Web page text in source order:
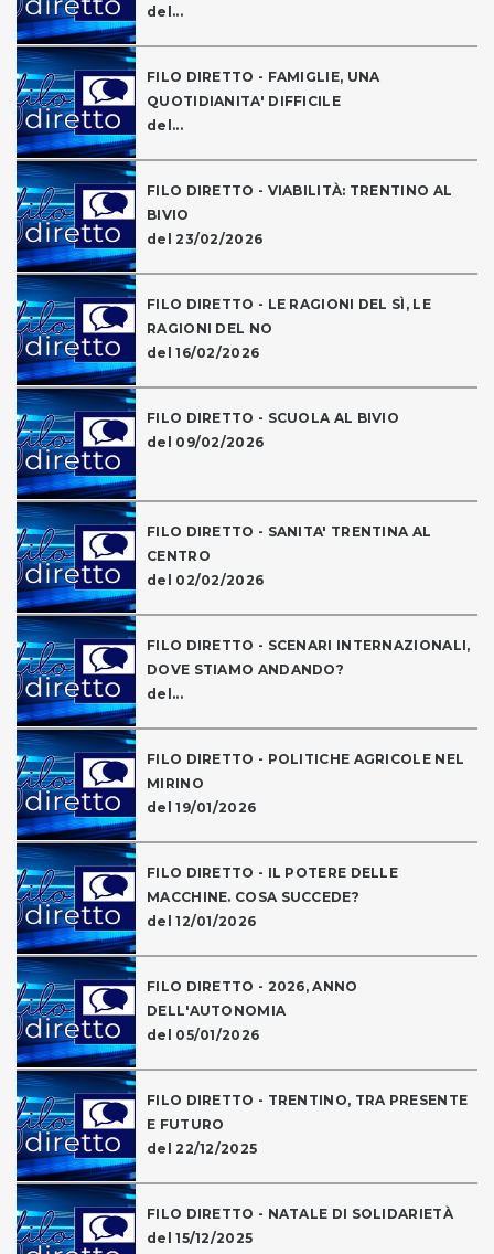
del...
FILO DIRETTO - FAMIGLIE, UNA
QUOTIDIANITA' DIFFICILE
del...
FILO DIRETTO - VIABILITÀ: TRENTINO AL
BIVIO
del 23/02/2026
FILO DIRETTO - LE RAGIONI DEL SÌ, LE
RAGIONI DEL NO
del 16/02/2026
FILO DIRETTO - SCUOLA AL BIVIO
del 09/02/2026
FILO DIRETTO - SANITA' TRENTINA AL
CENTRO
del 02/02/2026
FILO DIRETTO - SCENARI INTERNAZIONALI,
DOVE STIAMO ANDANDO?
del...
FILO DIRETTO - POLITICHE AGRICOLE NEL
MIRINO
del 19/01/2026
FILO DIRETTO - IL POTERE DELLE
MACCHINE. COSA SUCCEDE?
del 12/01/2026
FILO DIRETTO - 2026, ANNO
DELL'AUTONOMIA
del 05/01/2026
FILO DIRETTO - TRENTINO, TRA PRESENTE
E FUTURO
del 22/12/2025
FILO DIRETTO - NATALE DI SOLIDARIETÀ
del 15/12/2025